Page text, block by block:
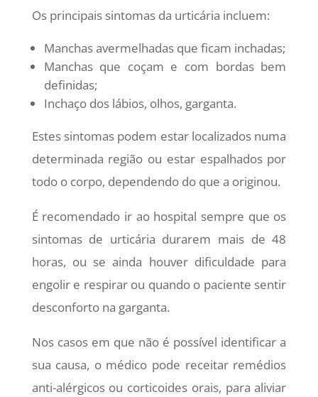
Os principais sintomas da urticária incluem:
Manchas avermelhadas que ficam inchadas;
Manchas que coçam e com bordas bem
definidas;
Inchaço dos lábios, olhos, garganta.
Estes sintomas podem estar localizados numa
determinada região ou estar espalhados por
todo o corpo, dependendo do que a originou.
É recomendado ir ao hospital sempre que os
sintomas de urticária durarem mais de 48
horas, ou se ainda houver dificuldade para
engolir e respirar ou quando o paciente sentir
desconforto na garganta.
Nos casos em que não é possível identificar a
sua causa, o médico pode receitar remédios
anti-alérgicos ou corticoides orais, para aliviar